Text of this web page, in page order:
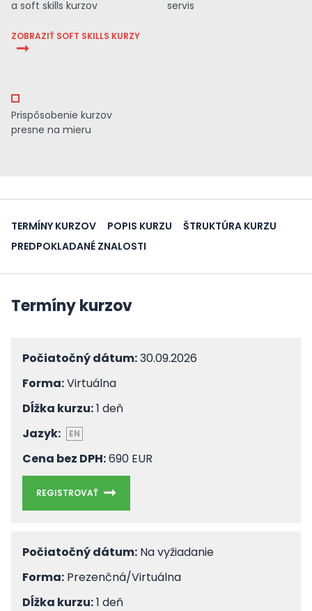
a soft skills kurzov
ZOBRAZIŤ SOFT SKILLS KURZY
servis
Prispôsobenie kurzov
presne na mieru
TERMÍNY KURZOV POPIS KURZU
ŠTRUKTÚRA KURZU
PREDPOKLADANÉ ZNALOSTI
Termíny kurzov
Počiatočný dátum:30.09.2026
Forma:Virtuálna
Dĺžka kurzu:1 deň
Jazyk:
EN
Cena bez DPH:690 EUR
REGISTROVAŤ
Počiatočný dátum: Na vyžiadanie
Forma: Prezenčná/Virtuálna
Dĺžka kurzu:1 deň